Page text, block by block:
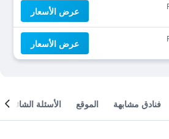
عرض الأسعار
عرض الأسعار
فنادق مشابهة الموقع الأسئلة الشائعة